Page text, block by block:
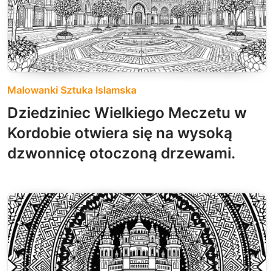
Malowanki Sztuka Islamska
Dziedziniec Wielkiego Meczetu w
Kordobie otwiera się na wysoką
dzwonnicę otoczoną drzewami.